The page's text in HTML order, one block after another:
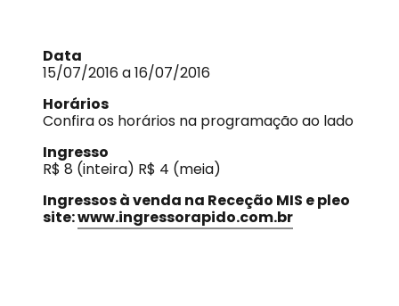
Data
15/07/2016 a 16/07/2016
Horários
Confira os horários na programação ao lado
Ingresso
R$ 8 (inteira) R$ 4 (meia)
Ingressos à venda na Receção MIS e pleo
site:www.ingressorapido.com.br